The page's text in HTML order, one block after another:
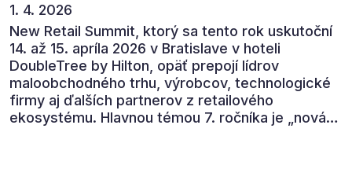
1. 4. 2026
New Retail Summit, ktorý sa tento rok uskutoční
14. až 15. apríla 2026 v Bratislave v hoteli
DoubleTree by Hilton, opäť prepojí lídrov
maloobchodného trhu, výrobcov, technologické
firmy aj ďalších partnerov z retailového
ekosystému. Hlavnou témou 7. ročníka je „nová